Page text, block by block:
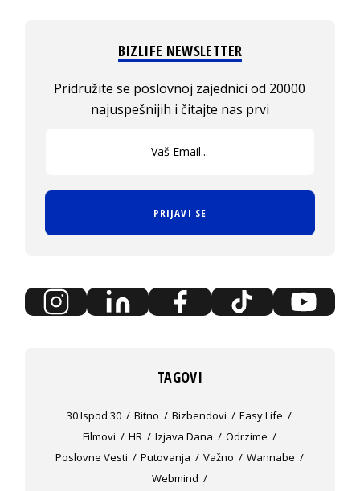
BIZLIFE NEWSLETTER
Pridružite se poslovnoj zajednici od 20000
najuspešnijih i čitajte nas prvi
PRIJAVI SE
TAGOVI
30 Ispod 30 Bitno Bizbendovi
Easy Life
Filmovi
HR Izjava Dana
Odrzime
Poslovne Vesti
Putovanja Važno
Wannabe
Webmind